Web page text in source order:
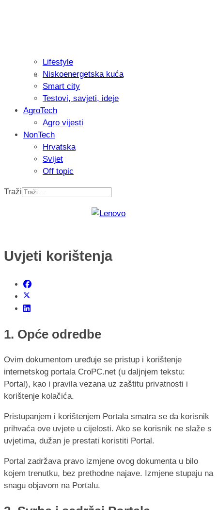
Recenzija: Philips All-in-One Trimmer
muškarcu
Isprobali smo: Thermostar
Lifestyle
Niskoenergetska kuća
Smart city
Testovi, savjeti, ideje
AgroTech
Agro vijesti
NonTech
Hrvatska
Svijet
Off topic
Traži
Uvjeti korištenja
1. Opće odredbe
Ovim dokumentom uređuje se pristup i korištenje
internetskog portala CroPC.net (u daljnjem tekstu:
Portal), kao i pravila vezana uz zaštitu privatnosti i
korištenje kolačića.
Pristupanjem i korištenjem Portala smatra se da korisnik
prihvaća ove uvjete u cijelosti. Ako se korisnik ne slaže s
uvjetima, dužan je prestati koristiti Portal.
Portal zadržava pravo izmjene ovog dokumenta u bilo
kojem trenutku, bez prethodne najave. Izmjene stupaju na
snagu objavom na Portalu.